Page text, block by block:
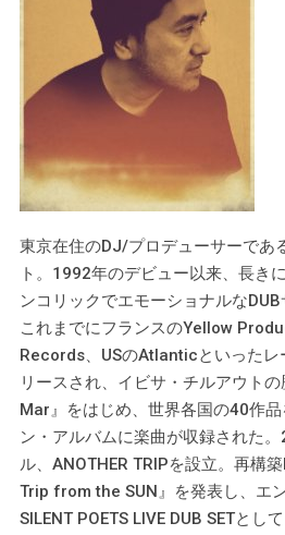
東京在住のDJ/プロデューサーであ
ト。1992年のデビュー以来、長き
ンコリックでエモーショナルなDUB
これまでにフランスのYellow
Records、USのAtlanticといったレ
リースされ、イビサ・チルアウト
Mar』をはじめ、世界各国の40作
ン・アルバムに楽曲が収録された
ル、ANOTHER TRIPを設立。再構
Trip from the SUN』を発表し、エ
SILENT POETS LIVE DUB SETとし